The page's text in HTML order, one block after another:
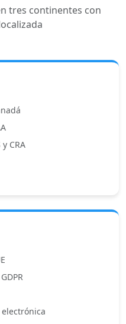
tres continentes con
CRA